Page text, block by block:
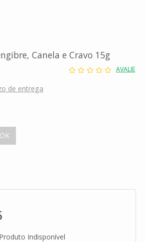
Canela e Cravo 15g
AVALIE
de entrega
Produto Indisponível